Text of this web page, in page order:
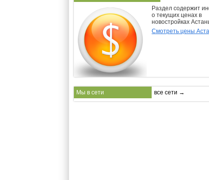
Раздел содержит
о текущих ценах в
новостройках
Смотреть цены
Мы в сети все сети →